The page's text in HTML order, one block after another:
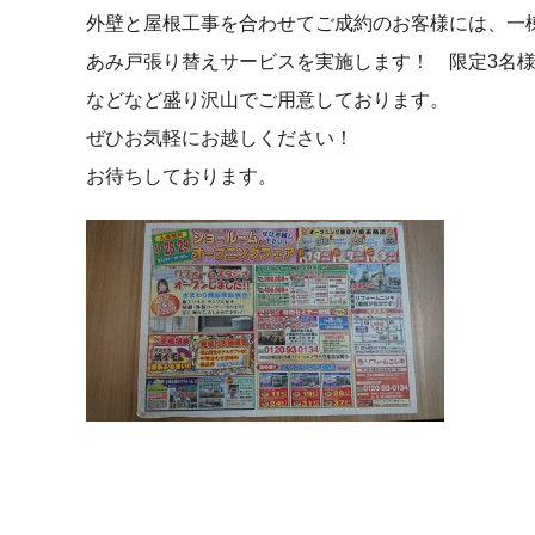
外壁と屋根工事を合わせてご成約のお客様には、一
あみ戸張り替えサービスを実施します！ 限定3名様
などなど盛り沢山でご用意しております。
ぜひお気軽にお越しください！
お待ちしております。